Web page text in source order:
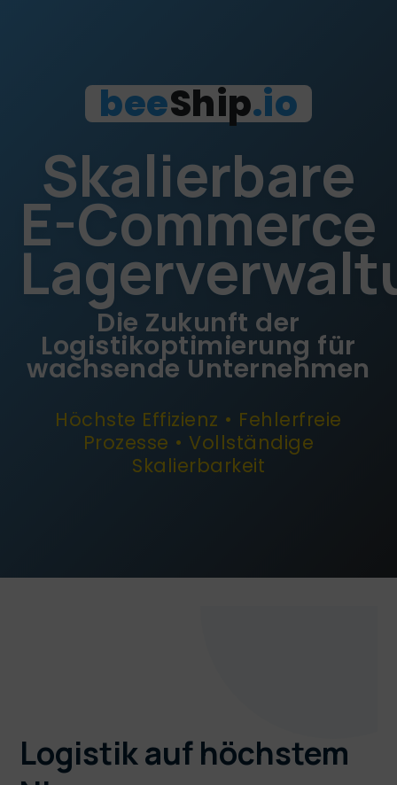
beeShip.io
Skalierbare
E-Commerce
Die Zukunft der
Logistikoptimierung für
wachsende Unternehmen
Höchste Effizienz • Fehlerfreie
Prozesse • Vollständige
Skalierbarkeit
Logistik auf höchstem